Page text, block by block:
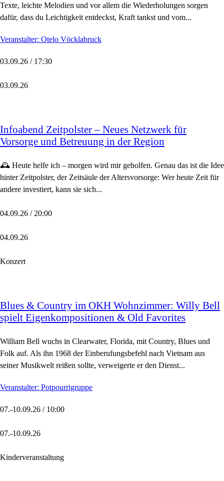
Texte, leichte Melodien und vor allem die Wiederholungen sorgen
dafür, dass du Leichtigkeit entdeckst, Kraft tankst und vom...
Veranstalter: Otelo Vöcklabruck
03.09.26 / 17:30
03.09.26
Infoabend Zeitpolster – Neues Netzwerk für
Vorsorge und Betreuung in der Region
🕰️ Heute helfe ich – morgen wird mir geholfen. Genau das ist die Idee
hinter Zeitpolster, der Zeitsäule der Altersvorsorge: Wer heute Zeit für
andere investiert, kann sie sich...
04.09.26 / 20:00
04.09.26
Konzert
Blues & Country im OKH Wohnzimmer: Willy Bell
spielt Eigenkompositionen & Old Favorites
William Bell wuchs in Clearwater, Florida, mit Country, Blues und
Folk auf. Als ihn 1968 der Einberufungsbefehl nach Vietnam aus
seiner Musikwelt reißen sollte, verweigerte er den Dienst...
Veranstalter: Potpourrigruppe
07.-10.09.26 / 10:00
07.-10.09.26
Kinderveranstaltung